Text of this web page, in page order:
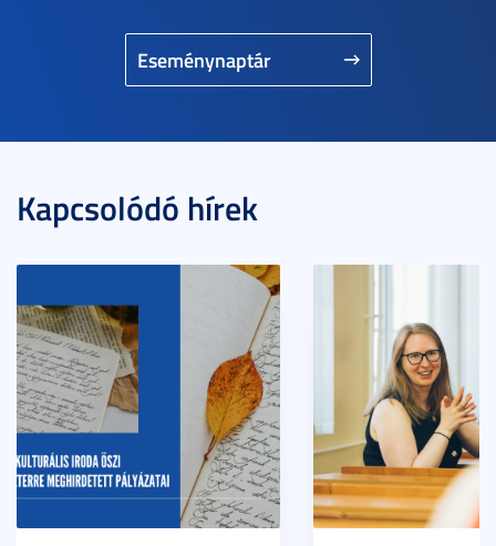
Eseménynaptár
Kapcsolódó hírek